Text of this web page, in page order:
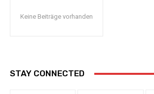
Keine Beiträge vorhanden
STAY CONNECTED